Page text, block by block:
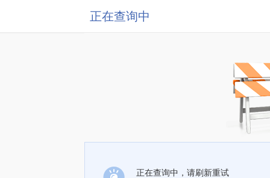
正在查询中
正在查询中，请刷新重试